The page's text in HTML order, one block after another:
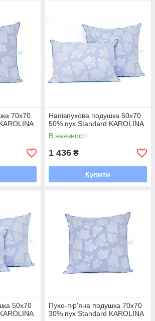
70x70
Напівпухова подушка 50x70
50% пух Standard KAROLINA
В наявності
1 436 ₴
Купити
50x70
Пухо-пір'яна подушка 70x70
30% пух Standard KAROLINA